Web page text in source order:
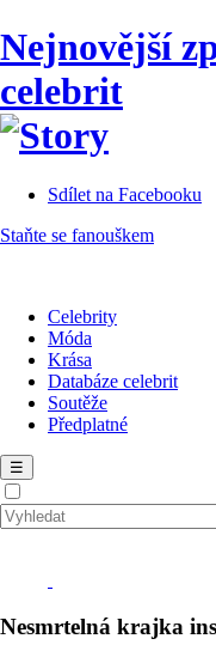
Nejnovější
celebrit
Sdílet na Facebooku
Staňte se fanouškem
Celebrity
Móda
Krása
Databáze celebrit
Soutěže
Předplatné
☰
Nesmrtelná krajka